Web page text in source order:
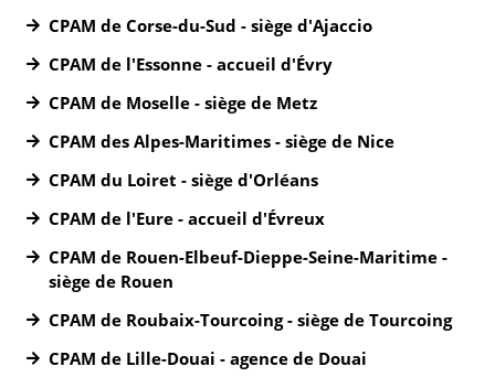
CPAM de Corse-du-Sud - siège d'Ajaccio
CPAM de l'Essonne - accueil d'Évry
CPAM de Moselle - siège de Metz
CPAM des Alpes-Maritimes - siège de Nice
CPAM du Loiret - siège d'Orléans
CPAM de l'Eure - accueil d'Évreux
CPAM de Rouen-Elbeuf-Dieppe-Seine-Maritime -
siège de Rouen
CPAM de Roubaix-Tourcoing - siège de Tourcoing
CPAM de Lille-Douai - agence de Douai